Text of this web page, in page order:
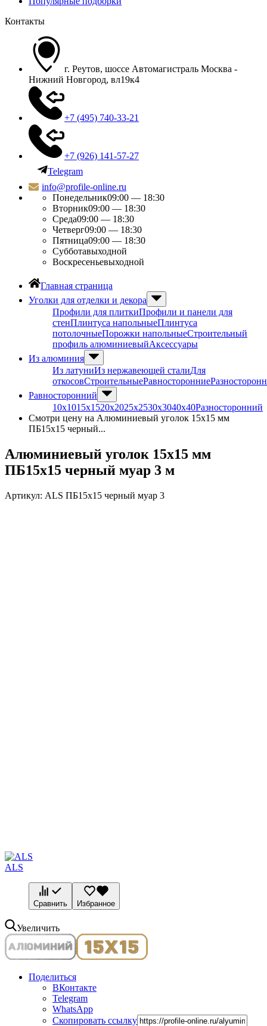
Контакты
г. Реутов, шоссе Автомагистраль Москва -
Нижний Новгород, вл19к4
+7 (495) 740-33-21
+7 (926) 141-57-27
Telegram
info@profile-online.ru
Понедельник09:00 — 18:30
Вторник09:00 — 18:30
Среда09:00 — 18:30
Четверг09:00 — 18:30
Пятница09:00 — 18:30
Субботавыходной
Воскресеньевыходной
Главная страница
Уголки для отделки и декора
Профили для плиткиПрофили и панели для
стенПлинтуса напольныеПлинтуса
потолочныеПорожки напольныеСтроительный
профиль алюминиевыйАксессуары
Из алюминия
Из латуниИз нержавеющей сталиДля
откосовСтроительныеРавносторонние
Равносторонний
10х1015х1520х2025х2530х3040х40Разносторонний
Смотри цену на Алюминиевый уголок 15х15 мм
ПБ15х15 черный...
Алюминиевый уголок 15х15 мм
ПБ15х15 черный муар 3 м
Артикул: ALS ПБ15х15 черный муар 3
ALS
Сравнить Избранное
Увеличить
Поделиться
ВКонтакте
Telegram
WhatsApp
Скопировать ссылку